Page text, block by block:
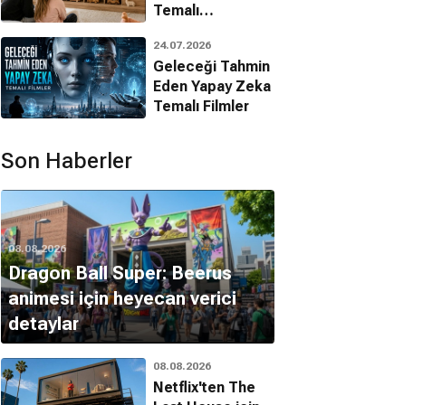
Hotel Rwanda
Dram, Tarih, Savaş
Andrey Rublyov
Dram, Tarih
Temalı
Filmleri
24.07.2026
Geleceği Tahmin
Eden Yapay Zeka
Temalı Filmler
Son Haberler
08.08.2026
Dragon Ball Super: Beerus
animesi için heyecan verici
detaylar
08.08.2026
Netflix'ten The